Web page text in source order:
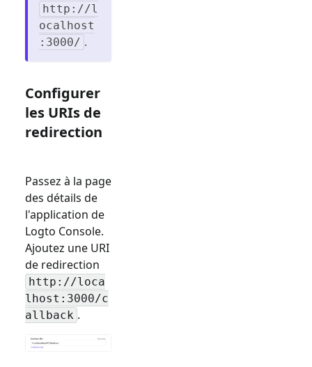
http://l
ocalhost
:3000/ .
Configurer
les URIs de
redirection
Passez à la page
des détails de
l'application de
Logto Console.
Ajoutez une URI
de redirection
http://loca
lhost:3000/c
allback .